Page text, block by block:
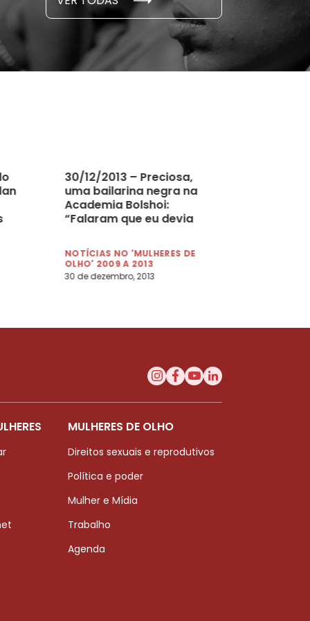
novembro, 2021
30/12/2013 – Preciosa,
uma bailarina negra na
Academia Bolshoi:
“Falaram que eu devia
NOTÍCIAS NO 'MULHERES DE
OLHO' 2009 A 2013
30 de dezembro, 2013
MULHERES DE OLHO
Direitos sexuais e reprodutivos
Política e poder
Mulher e Mídia
Trabalho
Agenda